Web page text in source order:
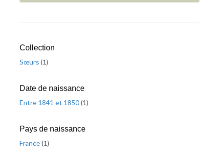
Collection
Sœurs (1)
Date de naissance
Entre 1841 et 1850(1)
Pays de naissance
France(1)